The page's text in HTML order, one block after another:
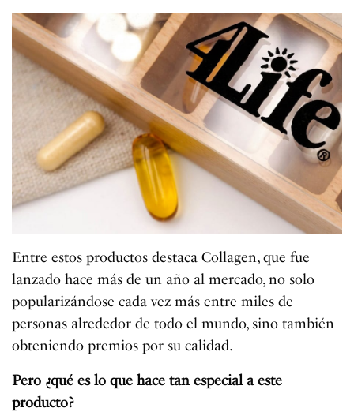
Entre estos productos destaca Collagen, que fue
lanzado hace más de un año al mercado, no solo
popularizándose cada vez más entre miles de
personas alrededor de todo el mundo, sino también
obteniendo premios por su calidad.
Pero ¿qué es lo que hace tan especial a este
producto?